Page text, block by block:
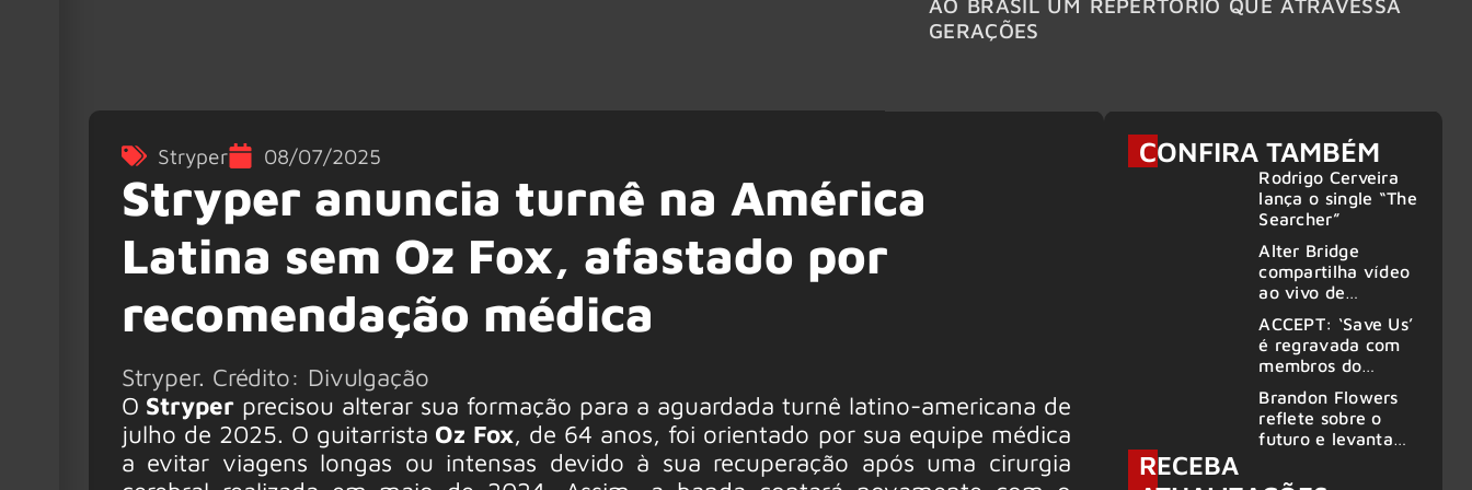
AO BRASIL UM REPERTÓRIO QUE ATRAVESSA
GERAÇÕES
Stryper 08/07/2025
Stryper anuncia turnê na América
Latina sem Oz Fox, afastado por
recomendação médica
Stryper. Crédito: Divulgação
O Stryperprecisou alterar sua formação para a aguardada turnê latino-americana de
julho de 2025. O guitarrista Oz Fox, de 64 anos, foi orientado por sua equipe médica
a evitar viagens longas ou intensas devido à sua recuperação após uma cirurgia
CONFIRA TAMBÉM
Rodrigo Cerveira
lança o single “The
Searcher”
Alter Bridge
compartilha vídeo
ao vivo de
no Rock am Ring
2026
ACCEPT: ‘Save Us’
é regravada com
membros do
GHOST e KORN
Brandon Flowers
reflete sobre o
futuro e levanta
deixar os palcos
RECEBA